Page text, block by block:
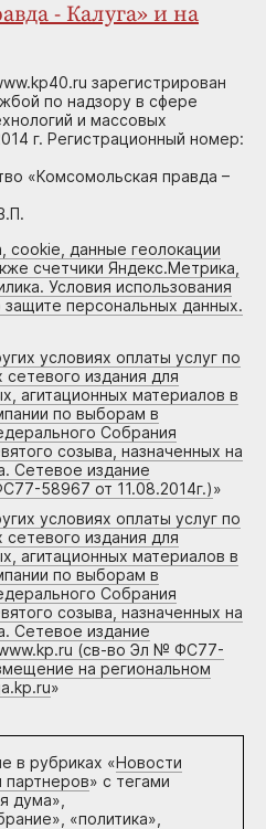
- Калуга» и на
зарегистрирован
по надзору в сфере
и массовых
г. Регистрационный номер:
«Комсомольская правда –
cookie, данные геолокации
счетчики Яндекс.Метрика,
Условия использования
персональных данных.
условиях оплаты услуг по
издания для
агитационных материалов в
по выборам в
Собрания
созыва, назначенных на
Сетевое издание
58967 от 11.08.2014г.)»
условиях оплаты услуг по
издания для
агитационных материалов в
по выборам в
Собрания
созыва, назначенных на
Сетевое издание
(св-во Эл № ФС77-
на региональном
»
в рубриках «Новости
партнеров» с тегами
дума»,
«политика»,